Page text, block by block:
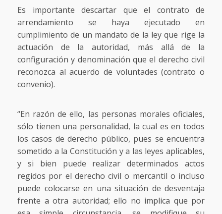
Es importante descartar que el contrato de
arrendamiento se haya ejecutado en
cumplimiento de un mandato de la ley que rige la
actuación de la autoridad, más allá de la
configuración y denominación que el derecho civil
reconozca al acuerdo de voluntades (contrato o
convenio).
“En razón de ello, las personas morales oficiales,
sólo tienen una personalidad, la cual es en todos
los casos de derecho público, pues se encuentra
sometido a la Constitución y a las leyes aplicables,
y si bien puede realizar determinados actos
regidos por el derecho civil o mercantil o incluso
puede colocarse en una situación de desventaja
frente a otra autoridad; ello no implica que por